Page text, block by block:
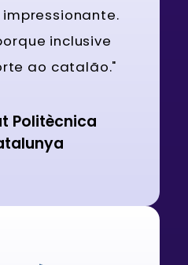
inclusive
ao catalão."
Politècnica